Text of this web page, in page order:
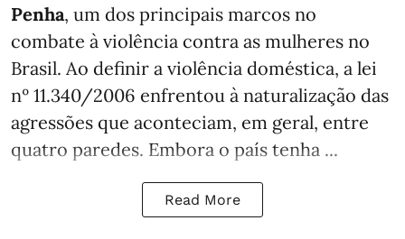
Penha, um dos principais marcos no
combate à violência contra as mulheres no
Brasil. Ao definir a violência doméstica, a lei
nº 11.340/2006 enfrentou à naturalização das
agressões que aconteciam, em geral, entre
quatro paredes. Embora o país tenha ...
Read More